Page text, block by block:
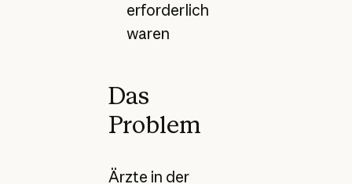
erforderlich
waren
Das
Problem
Ärzte in der